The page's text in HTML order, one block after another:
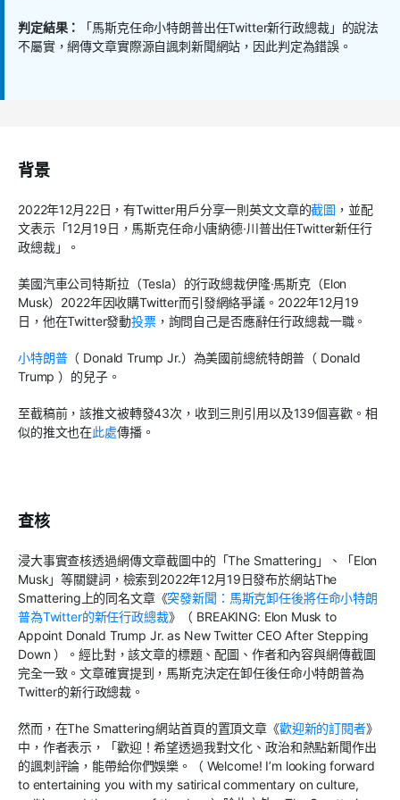
判定結果：
「馬斯克任命小特朗普出任Twitter新行政總裁」的說法
不屬實，網傳文章實際源自諷刺新聞網站，因此判定為錯誤。
背景
2022年12月22日，有Twitter用戶分享一則英文文章的截圖 ，並配
文表示「12月19日，馬斯克任命小唐納德·川普出任Twitter新任行
政總裁」。
美國汽車公司特斯拉（Tesla）的行政總裁伊隆·馬斯克（Elon
Musk） 2022年因收購Twitter而引發網絡爭議。 2022年12月19
日，他在Twitter發動投票，詢問自己是否應辭任行政總裁一職。
小特朗普（ Donald Trump Jr.）為美國前總統特朗普（ Donald
Trump）的兒子。
至截稿前，該推文被轉發43次，收到三則引用以及139個喜歡。相
似的推文也在此處傳播。
查核
浸大事實查核透過網傳文章截圖中的「The Smattering」、「Elon
Musk」等關鍵詞，檢索到2022年12月19日發布於網站The
Smattering 上的同名文章《突發新聞：馬斯克卸任後將任命小特朗
普為Twitter的新任行政總裁》（ BREAKING: Elon Musk to
Appoint Donald Trump Jr. as New Twitter CEO After Stepping
Down）。經比對，該文章的標題、配圖、作者和內容與網傳截圖
完全一致。文章確實提到，馬斯克決定在卸任後任命小特朗普為
Twitter的新行政總裁。
然而，在The Smattering網站首頁的置頂文章《歡迎新的訂閱者》
中，作者表示，「歡迎！希望透過我對文化、政治和熱點新聞作出
的諷刺評論，能帶給你們娛樂。（Welcome! I’m looking forward
to entertaining you with my satirical commentary on culture,